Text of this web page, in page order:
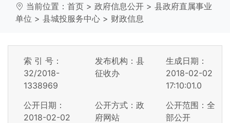
当前位置： 首页 > 政府信息公开 > 县政府直属事业
单位 > 县城投服务中心 > 财政信息
索 引 号：
32/2018-
1338969
发布机构：县
征收办
生成日期：
2018-02-02
17:10:01.0
公开日期：
2018-02-02
公开方式：政
府网站
公开范围：全
部公开